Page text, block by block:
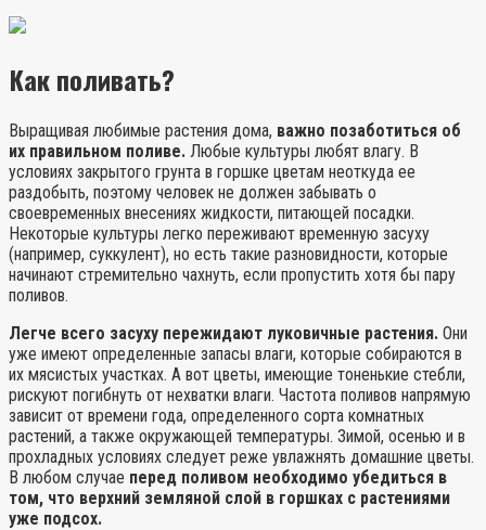
Как поливать?
Выращивая любимые растения дома, важно позаботиться об
их правильном поливе. Любые культуры любят влагу. В
условиях закрытого грунта в горшке цветам неоткуда ее
раздобыть, поэтому человек не должен забывать о
своевременных внесениях жидкости, питающей посадки.
Некоторые культуры легко переживают временную засуху
(например, суккулент), но есть такие разновидности, которые
начинают стремительно чахнуть, если пропустить хотя бы пару
поливов.
Легче всего засуху пережидают луковичные растения. Они
уже имеют определенные запасы влаги, которые собираются в
их мясистых участках. А вот цветы, имеющие тоненькие стебли,
рискуют погибнуть от нехватки влаги. Частота поливов напрямую
зависит от времени года, определенного сорта комнатных
растений, а также окружающей температуры. Зимой, осенью и в
прохладных условиях следует реже увлажнять домашние цветы.
В любом случае перед поливом необходимо убедиться в
том, что верхний земляной слой в горшках с растениями
уже подсох.